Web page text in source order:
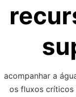
acompanhar a
os fluxos críticos